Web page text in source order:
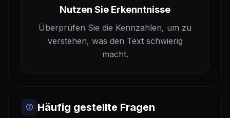
Nutzen Sie Erkenntnisse
Überprüfen Sie die Kennzahlen, um zu
verstehen, was den Text schwierig
macht.
help Häufig gestellte Fragen